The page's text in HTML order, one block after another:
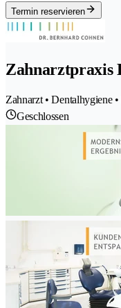
Termin reservieren
Zahnarztpraxis
Zahnarzt • Dentalhygiene
Geschlossen